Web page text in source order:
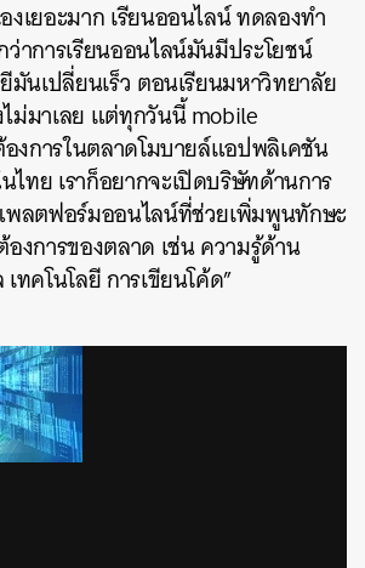
เยอะมาก เรียนออนไลน์ ทดลองทำ
ว่าการเรียนออนไลน์มันมีประโยชน์
มันเปลี่ยนเร็ว ตอนเรียนมหาวิทยาลัย
ม่มาเลย แต่ทุกวันนี้ mobile
งการในตลาดโมบายล์แอปพลิเคชัน
ทย เราก็อยากจะเปิดบริษัทด้านการ
พลตฟอร์มออนไลน์ที่ช่วยเพิ่มพูนทักษะ
งการของตลาด เช่น ความรู้ด้าน
ทคโนโลยี การเขียนโค้ด”